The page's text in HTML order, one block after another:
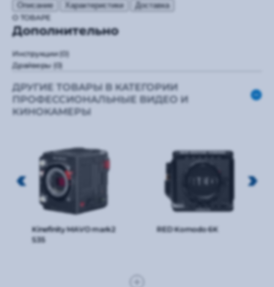
Описание Характеристики
Доставка
О ТОВАРЕ
Дополнительно
Инструкции(0)
Драйверы (0)
ДРУГИЕ ТОВАРЫ В КАТЕГОРИИ
ПРОФЕССИОНАЛЬНЫЕ ВИДЕО И
КИНОКАМЕРЫ
Kinefinity MAVO mark2
S35
RED Komodo 6K